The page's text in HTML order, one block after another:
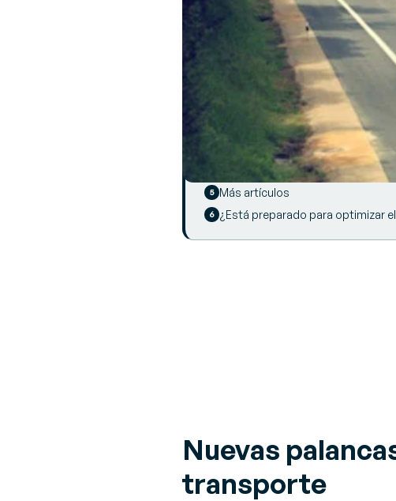
SUMMARY
Nuevas palancas para
Aumentar la visibilidad de las
TMS: una solución adoptada por
Empresas con más de 50M€ de
Más artículos
¿Está preparado para optimizar
Nuevas
transporte